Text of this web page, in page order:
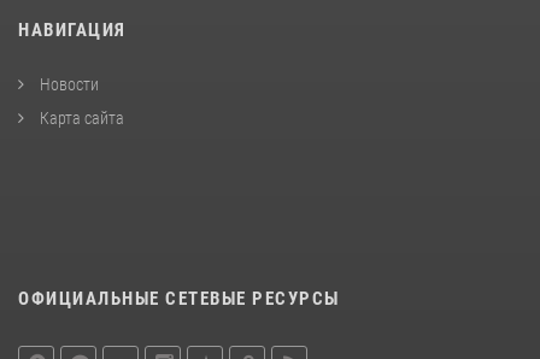
НАВИГАЦИЯ
Новости
Карта сайта
ОФИЦИАЛЬНЫЕ СЕТЕВЫЕ РЕСУРСЫ